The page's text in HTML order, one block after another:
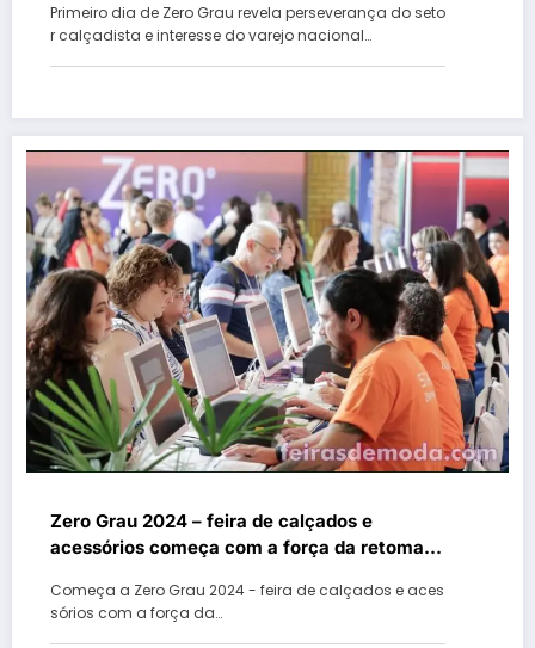
presentes na feira
Primeiro dia de Zero Grau revela perseverança do seto
r calçadista e interesse do varejo nacional…
Zero Grau 2024 – feira de calçados e
acessórios começa com a força da retoma
Começa a Zero Grau 2024 - feira de calçados e aces
sórios com a força da…